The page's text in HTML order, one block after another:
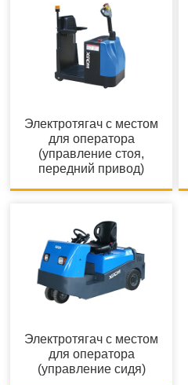
Электротягач с местом
для оператора
(управление стоя,
передний привод)
Электротягач с местом
для оператора
(управление сидя)